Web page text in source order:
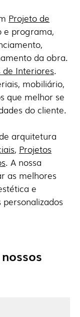
Projeto de
e programa,
da obra.
de Interiores.
mobiliário,
que melhor se
do cliente.
arquitetura
, Projetos
. A nossa
as melhores
e